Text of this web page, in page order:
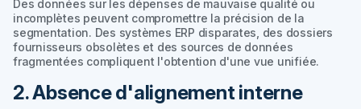
Des données sur les dépenses de mauvaise qualité ou
incomplètes peuvent compromettre la précision de la
segmentation. Des systèmes ERP disparates, des dossiers
fournisseurs obsolètes et des sources de données
fragmentées compliquent l'obtention d'une vue unifiée.
2. Absence d'alignement interne